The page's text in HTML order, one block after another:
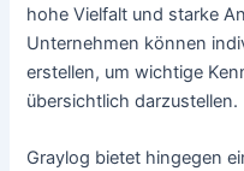
hohe Vielfalt und starke
Unternehmen können
erstellen, um wichtige
übersichtlich darzustellen.
Graylog bietet hingegen